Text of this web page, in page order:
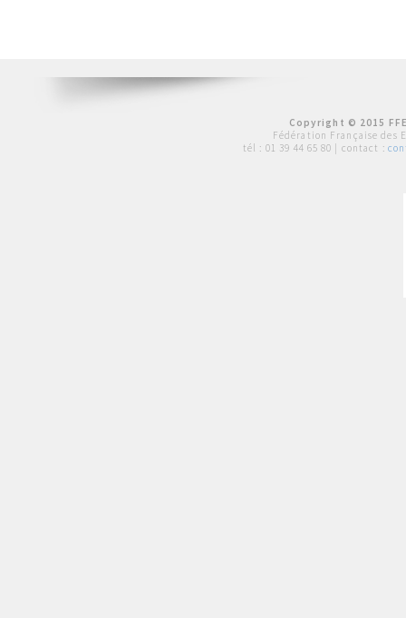
Copyright © 2015
Fédération Française des
tél : 01 39 44 65 80 | contact :